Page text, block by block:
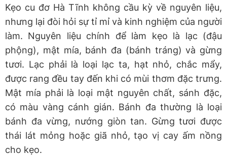
Kẹo cu đơ Hà Tĩnh không cầu kỳ về nguyên liệu,
nhưng lại đòi hỏi sự tỉ mỉ và kinh nghiệm của người
làm. Nguyên liệu chính để làm kẹo là lạc (đậu
phộng), mật mía, bánh đa (bánh tráng) và gừng
tươi. Lạc phải là loại lạc ta, hạt nhỏ, chắc mẩy,
được rang đều tay đến khi có mùi thơm đặc trưng.
Mật mía phải là loại mật nguyên chất, sánh đặc,
có màu vàng cánh gián. Bánh đa thường là loại
bánh đa vừng, nướng giòn tan. Gừng tươi được
thái lát mỏng hoặc giã nhỏ, tạo vị cay ấm nồng
cho kẹo.